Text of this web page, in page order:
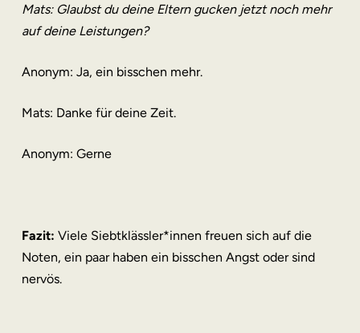
Mats: Glaubst du deine Eltern gucken jetzt noch mehr
auf deine Leistungen?
Anonym: Ja, ein bisschen mehr.
Mats: Danke für deine Zeit.
Anonym: Gerne
Fazit: Viele Siebtklässler*innen freuen sich auf die
Noten, ein paar haben ein bisschen Angst oder sind
nervös.